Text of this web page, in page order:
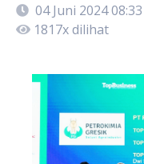
04 Juni 2024 08:33
1817x dilihat